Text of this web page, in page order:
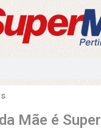
Mãe é Super